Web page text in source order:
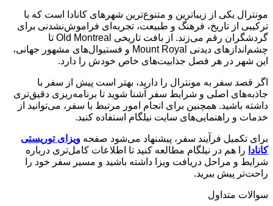
مونترال یکی از زیباترین و متنوع‌ترین شهرهای کانادا است که با
ترکیبی از تاریخ، فرهنگ و طبیعت، تجربه‌ای فراموش‌نشدنی برای
گردشگران رقم می‌زند. از بافت تاریخی Old Montreal تا
چشم‌اندازهای دیدنی Mount Royal و فستیوال‌های مشهور جهانی،
این شهر در هر فصل جذابیت‌های خاص خودش را دارد.
اگر قصد سفر به مونترال را دارید، بهتر است پیش از سفر با
جاذبه‌های اصلی و شرایط سفر آشنا شوید تا برنامه‌ریزی دقیق‌تری
داشته باشید. همچنین برای انجام امور مرتبط با سفر، می‌توانید از
خدمات و راهنمایی‌های سایت نیلگام استفاده کنید.
برای تکمیل فرآیند سفر، پیشنهاد می‌شود صفحه ویزای توریستی
کانادا را هم در نیلگام مطالعه کنید تا اطلاعات کامل‌تری درباره
شرایط و مراحل دریافت ویزا داشته باشید و مسیر سفر خود را
راحت‌تر پیش ببرید.
سوالات متداول